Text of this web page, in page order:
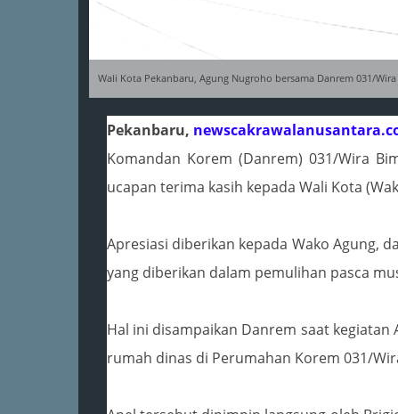
Wali Kota Pekanbaru, Agung Nugroho bersama Danrem 031/
Pekanbaru,
Komandan Korem (Danrem) 031/Wira
ucapan terima kasih kepada Wali Kota
Apresiasi diberikan kepada Wako Agung,
yang diberikan dalam pemulihan pasca
Hal ini disampaikan Danrem saat
rumah dinas di Perumahan Korem 031/